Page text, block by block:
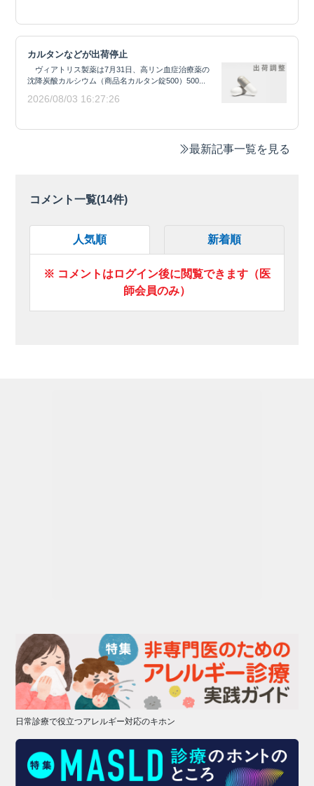
カルタンなどが出荷停止
ヴィアトリス製薬は7月31日、高リン血症治療薬の
沈降炭酸カルシウム（商品名カルタン錠500）500...
2026/08/03 16:27:26
最新記事一覧を見る
コメント一覧(14件)
人気順 新着順
※ コメントはログイン後に閲覧できます（医
師会員のみ）
日常診療で役立つアレルギー対応のキホン